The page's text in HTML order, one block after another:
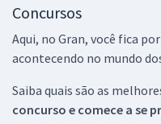
Concursos
Aqui, no Gran, você fica
acontecendo no mundo
Saiba quais são as
concurso e comece a se